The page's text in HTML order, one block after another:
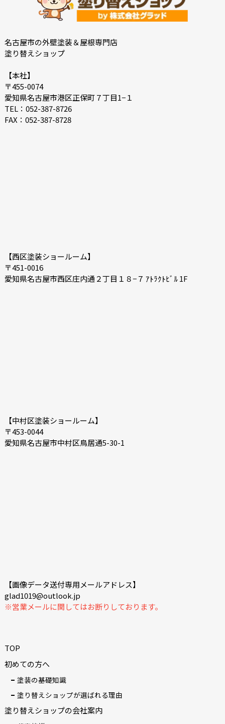
2021-09
2021-08
2021-02
2021-01
2020-11
2020-08
2018-10
名古屋市の外壁塗装＆屋根専門店
塗り替えショップ
【本社】
〒455-0074
愛知県名古屋市港区正保町７丁目1−１
TEL：052-387-8726
FAX：052-387-8728
【西区塗装ショールーム】
〒451-0016
愛知県名古屋市西区庄内通２丁目１８−７ ｱﾄﾗｸﾄﾋﾞﾙ 1F
【中村区塗装ショールーム】
〒453-0044
愛知県名古屋市中村区鳥居通5-30-1
【画像データ送付専用メールアドレス】
glad1019@outlook.jp
※営業メールに関してはお断りしております。
TOP
初めての方へ
塗装の基礎知識
塗り替えショップが選ばれる理由
塗り替えショップの会社案内